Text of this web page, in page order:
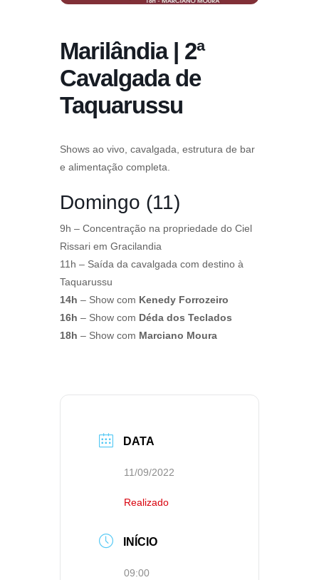
Marilândia | 2ª
Cavalgada de
Taquarussu
Shows ao vivo, cavalgada, estrutura de bar
e alimentação completa.
Domingo (11)
9h – Concentração na propriedade do Ciel
Rissari em Gracilandia
11h – Saída da cavalgada com destino à
Taquarussu
14h – Show com Kenedy Forrozeiro
16h – Show com Déda dos Teclados
18h – Show com Marciano Moura
DATA
11/09/2022
Realizado
INÍCIO
09:00